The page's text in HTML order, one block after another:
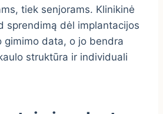
tiek senjorams. Klinikinė
sprendimą dėl implantacijos
gimimo data, o jo bendra
struktūra ir individuali